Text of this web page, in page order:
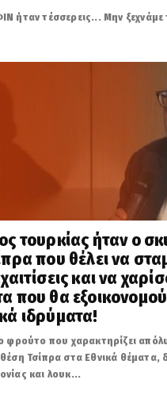
ήταν τέσσερεις... Μην ξεχνάμε
τουρκίας ήταν ο
που θέλει να
και να
που θα
ιδρύματα!
φρούτο που χαρακτηρίζει
Τσίπρα στα Εθνικά θέματα,
και λουκ...